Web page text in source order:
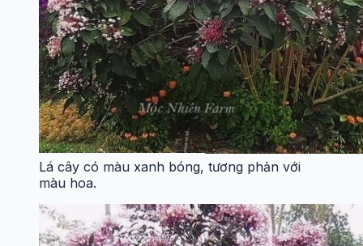
Lá cây có màu xanh bóng, tương phản với
màu hoa.